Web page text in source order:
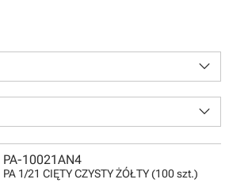
keyboard_arrow_down
keyboard_arrow_down
PA-10021AN4
PA 1/21 CIĘTY CZYSTY ŻÓŁTY (100 szt.)